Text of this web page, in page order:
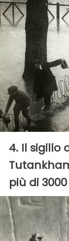
4. Il sigillo
più di